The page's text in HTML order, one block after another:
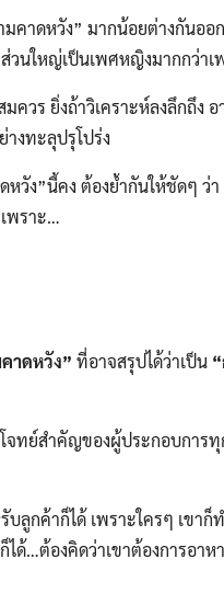
คาดหวัง” มากน้อยต่างกันออ
วนใหญ่เป็นเพศหญิงมากกว่าเ
ร ยิ่งถ้าวิเคราะห์ลงลึกถึง อ
งทะลุปรุโปร่ง
วัง”นี้คง ต้องย้ำกันให้ชัดๆ ว่า
พราะ…
าดหวัง” ที่อาจสรุปได้ว่าเป็น
จทย์สำคัญของผู้ประกอบการทุ
กค้าก็ได้ เพราะใครๆ เขาก็
ด้…ต้องคิดว่าเขาต้องการอาห